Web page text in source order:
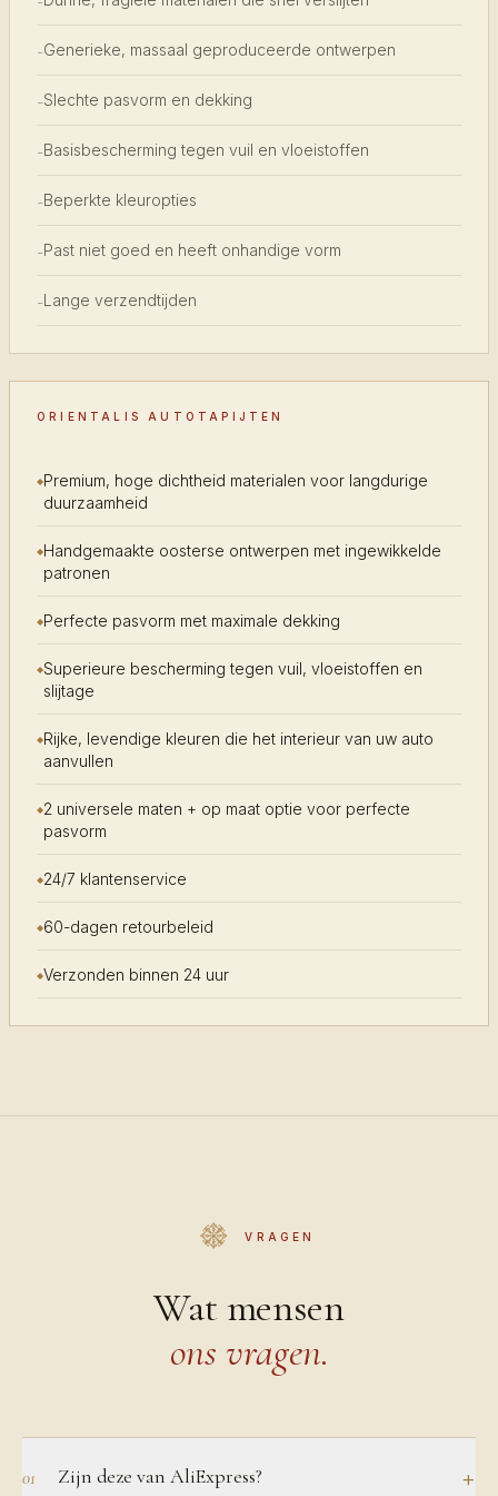
-Generieke, massaal geproduceerde ontwerpen
-Slechte pasvorm en dekking
-Basisbescherming tegen vuil en vloeistoffen
-Beperkte kleuropties
-Past niet goed en heeft onhandige vorm
-Lange verzendtijden
ORIENTALIS AUTOTAPIJTEN
Premium, hoge dichtheid materialen voor langdurige
duurzaamheid
Handgemaakte oosterse ontwerpen met ingewikkelde
patronen
Perfecte pasvorm met maximale dekking
Superieure bescherming tegen vuil, vloeistoffen en
slijtage
Rijke, levendige kleuren die het interieur van uw auto
aanvullen
2 universele maten + op maat optie voor perfecte
pasvorm
24/7 klantenservice
60-dagen retourbeleid
Verzonden binnen 24 uur
VRAGEN
Wat mensen
ons vragen.
01 Zijn deze van AliExpress? +